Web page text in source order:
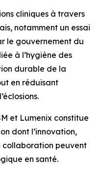
cliniques à travers
notamment un essai
le gouvernement du
à l’hygiène des
durable de la
en réduisant
et Lumenix constitue
dont l’innovation,
collaboration peuvent
en santé.